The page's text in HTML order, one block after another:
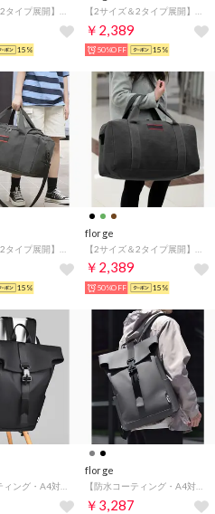
15%
￥2,389
50%OFF 15%
15%
florge
￥2,389
50%OFF 15%
florge
【防水コーティング・A4対応】レザーライクマグネットフラップデイパック/リュックサック （グレー）
￥3,287